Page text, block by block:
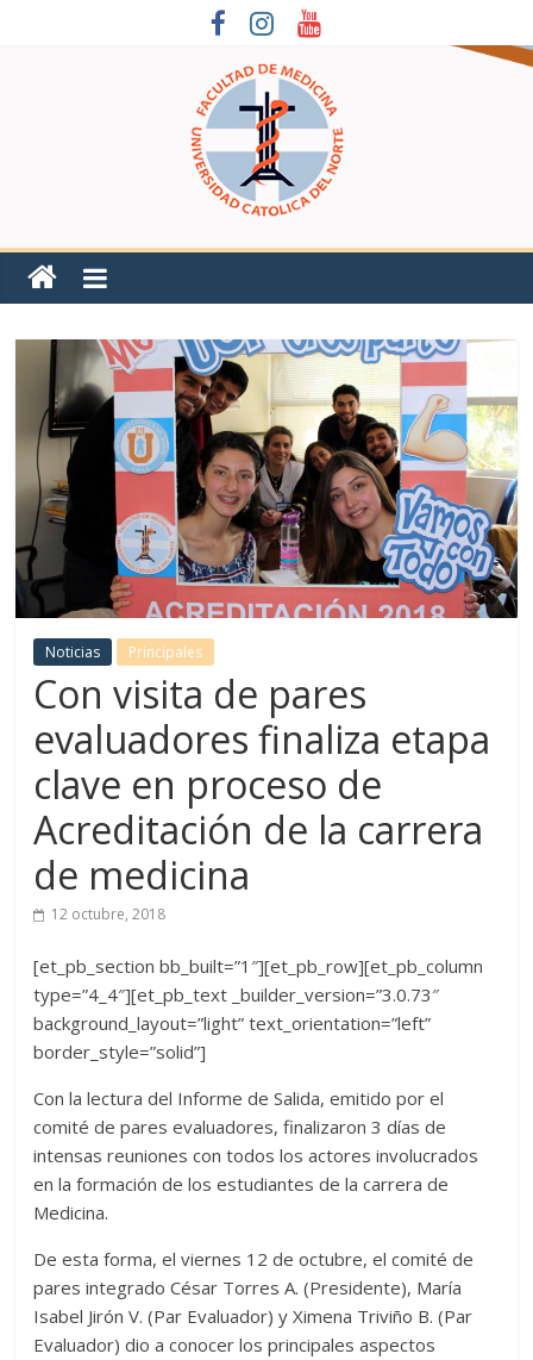
Noticias Principales
Con visita de pares
evaluadores finaliza etapa
clave en proceso de
Acreditación de la carrera
de medicina
12 octubre, 2018
[et_pb_section bb_built=”1″][et_pb_row][et_pb_column
type=”4_4″][et_pb_text _builder_version=”3.0.73″
background_layout=”light” text_orientation=”left”
border_style=”solid”]
Con la lectura del Informe de Salida, emitido por el
comité de pares evaluadores, finalizaron 3 días de
intensas reuniones con todos los actores involucrados
en la formación de los estudiantes de la carrera de
Medicina.
De esta forma, el viernes 12 de octubre, el comité de
pares integrado César Torres A. (Presidente), María
Isabel Jirón V. (Par Evaluador) y Ximena Triviño B. (Par
Evaluador) dio a conocer los principales aspectos